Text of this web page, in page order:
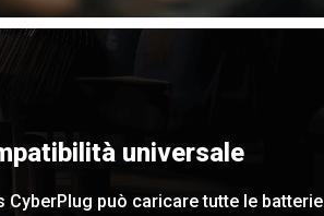
universale
CyberPlug può caricare tutte le batterie